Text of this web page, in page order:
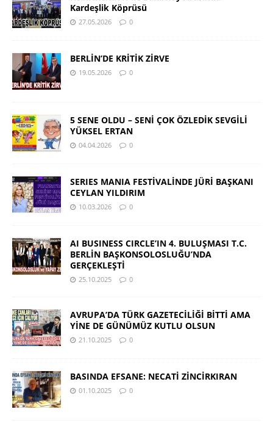
Kardeşlik Köprüsü
27.05.2026 0
BERLİN’DE KRİTİK ZİRVE
19.05.2026 0
5 SENE OLDU – SENİ ÇOK ÖZLEDİK SEVGİLİ
YÜKSEL ERTAN
04.04.2026 0
SERIES MANIA FESTİVALİNDE JÜRİ BAŞKANI
CEYLAN YILDIRIM
10.03.2026 0
AI BUSINESS CIRCLE’IN 4. BULUŞMASI T.C.
BERLİN BAŞKONSOLOSLUĞU’NDA
GERÇEKLEŞTİ
25.10.2025 0
AVRUPA’DA TÜRK GAZETECİLİĞİ BİTTİ AMA
YİNE DE GÜNÜMÜZ KUTLU OLSUN
21.10.2025 0
BASINDA EFSANE: NECATİ ZİNCİRKIRAN
01.10.2025 0